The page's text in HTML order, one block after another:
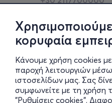
κορυφαία
Κάνουμε χρήση cookies
παροχή λειτουργιών
ιστοσελίδων μας. Σας
συμφωνείτε με τη χρήση
"Ρυθμίσεις cookies".
Φυσικά σημεία